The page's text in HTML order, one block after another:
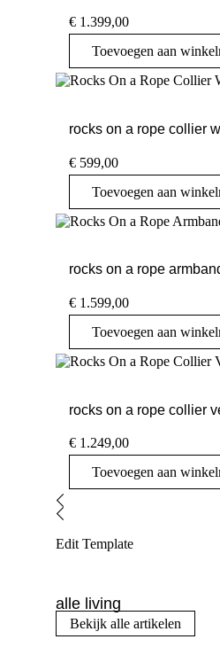
€ 1.399,00
Toevoegen aan
rocks on a rope collier
€ 599,00
Toevoegen aan
rocks on a rope
€ 1.599,00
Toevoegen aan
rocks on a rope collier
€ 1.249,00
Toevoegen aan
Edit Template
alle living
Bekijk alle artikelen